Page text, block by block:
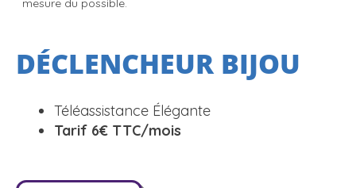
mesure du possible.
DÉCLENCHEUR BIJOU
Téléassistance Élégante
Tarif 6€ TTC/mois